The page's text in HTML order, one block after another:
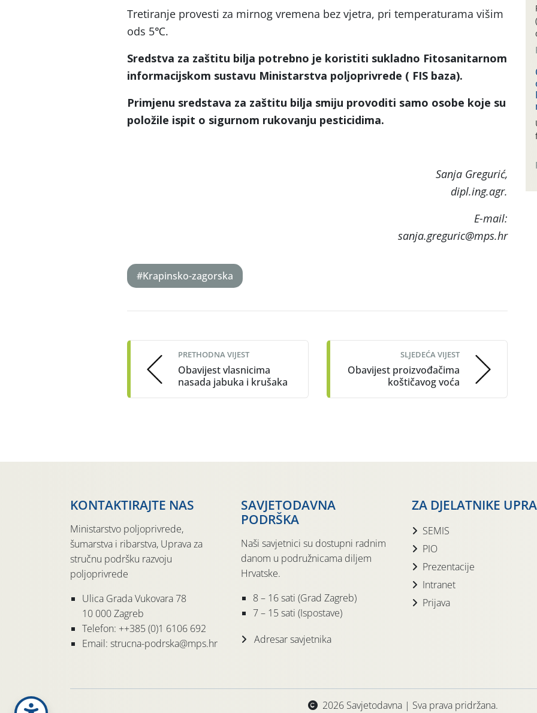
Tretiranje provesti za mirnog vremena bez vjetra, pri temperaturama višim
ods 5℃.
Sredstva za zaštitu bilja potrebno je koristiti sukladno Fitosanitarnom
informacijskom sustavu Ministarstva poljoprivrede ( FIS baza).
Primjenu sredstava za zaštitu bilja smiju provoditi samo osobe koje su
položile ispit o sigurnom rukovanju pesticidima.
Sanja Gregurić,
dipl.ing.agr.
E-mail:
sanja.greguric@mps.hr
#Krapinsko-zagorska
navigation
PRETHODNA VIJEST
Obavijest vlasnicima
nasada jabuka i krušaka
SLJEDEĆA VIJEST
Obavijest proizvođačima
koštičavog voća
KONTAKTIRAJTE NAS
Ministarstvo poljoprivrede,
šumarstva i ribarstva, Uprava za
stručnu podršku razvoju
poljoprivrede
Ulica Grada Vukovara 78
10 000 Zagreb
Telefon: ++385 (0)1 6106 692
Email: strucna-podrska@mps.hr
SAVJETODAVNA
PODRŠKA
Naši savjetnici su dostupni radnim
danom u podružnicama diljem
Hrvatske.
8 – 16 sati (Grad Zagreb)
7 – 15 sati (Ispostave)
Adresar savjetnika
ZA DJELATNIKE
SEMIS
PIO
Prezentacije
Intranet
Prijava
2026 Savjetodavna | Sva prava pridržana.